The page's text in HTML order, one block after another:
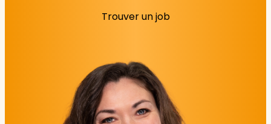
Trouver un job